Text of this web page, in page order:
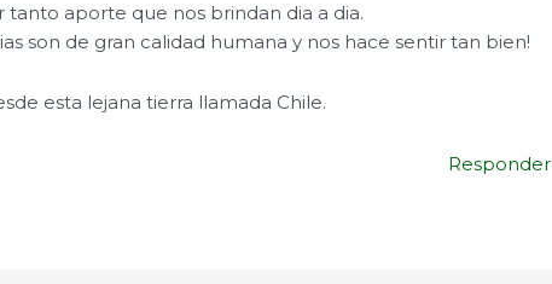
tanto aporte que nos brindan dia a dia.
son de gran calidad humana y nos hace sentir tan bien!
esta lejana tierra llamada Chile.
Responder